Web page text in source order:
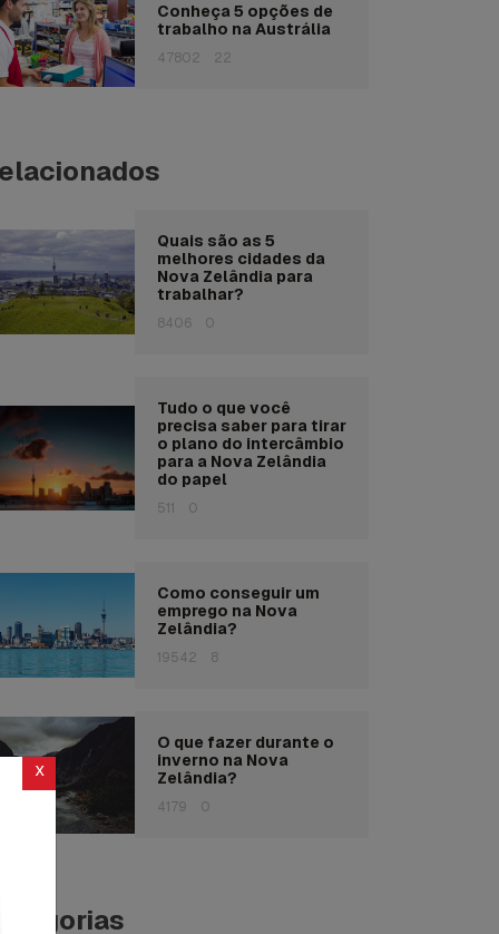
Conheça 5 opções de
trabalho na Austrália
47802 22
Quais são as 5
melhores cidades da
Nova Zelândia para
trabalhar?
8406 0
Tudo o que você
precisa saber para tirar
o plano do intercâmbio
para a Nova Zelândia
do papel
511 0
Como conseguir um
emprego na Nova
Zelândia?
19542 8
O que fazer durante o
inverno na Nova
Zelândia?
4179 0
x